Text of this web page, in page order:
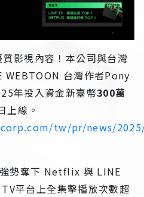
影視內容！本公司與台灣
WEBTOON 台灣作者Pony
年投入資金新臺幣300萬
上線。
tw/pr/news/
勢奪下 Netflix 與 LINE
平台上全集擊播放次數超